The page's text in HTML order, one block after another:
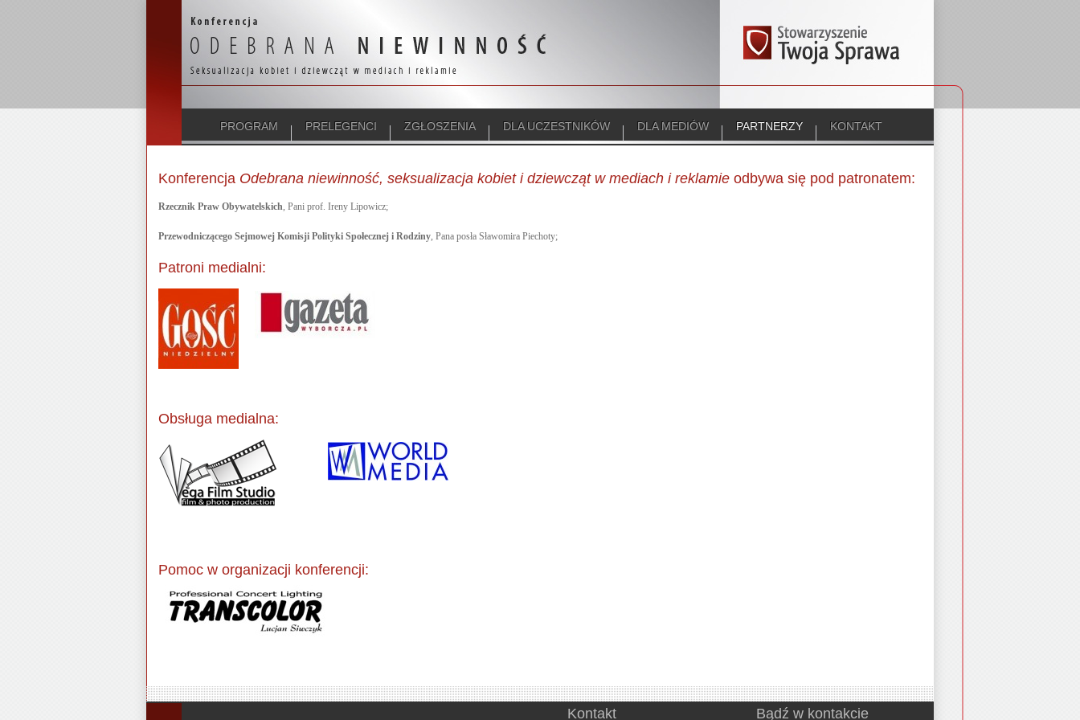
PROGRAM PRELEGENCI ZGŁOSZENIA DLA UCZESTNIKÓW DLA MEDIÓW PARTNERZY KONTAKT
Konferencja Odebrana niewinność, seksualizacja kobiet i dziewcząt w mediach i reklamie odbywa się pod patronatem:
Rzecznik Praw Obywatelskich, Pani prof. Ireny Lipowicz;
Przewodniczącego Sejmowej Komisji Polityki Społecznej i Rodziny, Pana posła Sławomira Piechoty;
Patroni medialni:
Obsługa medialna:
Pomoc w organizacji konferencji:
Kontakt Bądź w kontakcie